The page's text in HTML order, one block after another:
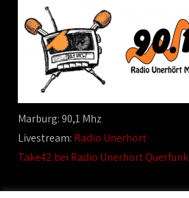
Marburg: 90,1 Mhz
Livestream: Radio Unerhört
Take42 bei Radio Unerhört Querfunk